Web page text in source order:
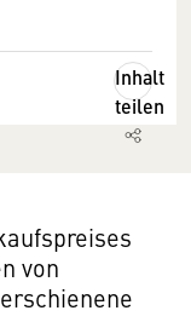
Inhalt
teilen
von